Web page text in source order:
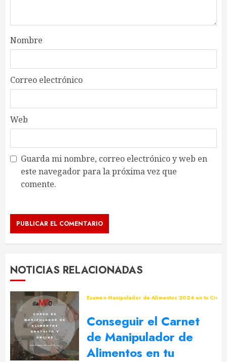
Nombre
Correo electrónico
Web
Guarda mi nombre, correo electrónico y web en
este navegador para la próxima vez que
comente.
NOTICIAS RELACIONADAS
Examen Manipulador de Alimentos 2024 en tu
Conseguir el Carnet
de Manipulador de
Alimentos en tu